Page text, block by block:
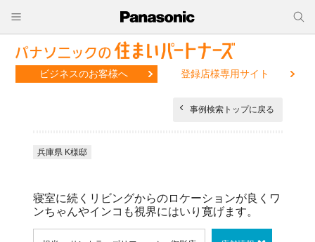
ビジネスのお客様へ 登録店様専用サイト
事例検索トップに戻る
兵庫県 K様邸
寝室に続くリビングからのロケーションが良くワ
ンちゃんやインコも視界にはいり寛げます。